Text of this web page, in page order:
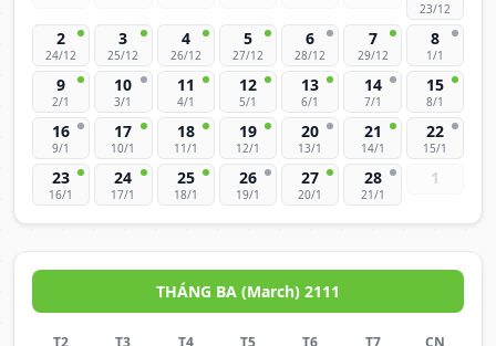
23/12
2
24/12
3
25/12
4
26/12
5
27/12
6
28/12
7
29/12
8
1/1
9
2/1
10
3/1
11
4/1
12
5/1
13
6/1
14
7/1
15
8/1
16
9/1
17
10/1
18
11/1
19
12/1
20
13/1
21
14/1
22
15/1
23
16/1
24
17/1
25
18/1
26
19/1
27
20/1
28
21/1
1
THÁNG BA (March) 2111
T2 T3 T4 T5 T6 T7 CN